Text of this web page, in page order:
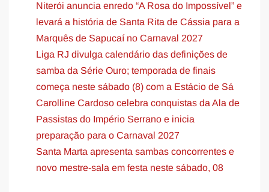
Niterói anuncia enredo “A Rosa do Impossível” e
levará a história de Santa Rita de Cássia para a
Marquês de Sapucaí no Carnaval 2027
Liga RJ divulga calendário das definições de
samba da Série Ouro; temporada de finais
começa neste sábado (8) com a Estácio de Sá
Carolline Cardoso celebra conquistas da Ala de
Passistas do Império Serrano e inicia
preparação para o Carnaval 2027
Santa Marta apresenta sambas concorrentes e
novo mestre-sala em festa neste sábado, 08